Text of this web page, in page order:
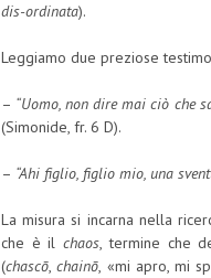
dis-ordinata).
Leggiamo due preziose
– “Uomo, non dire mai ciò che
(Simonide, fr. 6 D).
– “Ahi figlio, figlio mio, una
La misura si incarna nella
che è ilchaos, termine che
(chascō,chainō, «mi apro, mi